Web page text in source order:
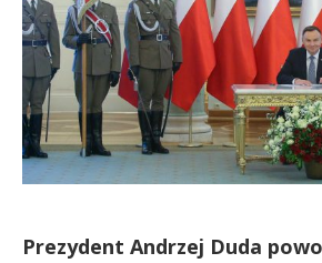
Prezydent Andrzej Duda